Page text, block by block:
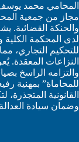
المحامي محمد يوسف
مجاز من جمعية
والحنكة القضائية.
لدى المحكمة
للتحكيم التجاري،
النزاعات المعقدة.
والتزامه الراسخ
للمحاماة” بمهنية
القانونية
وضمان سيادة